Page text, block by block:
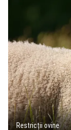
Restricții ovine